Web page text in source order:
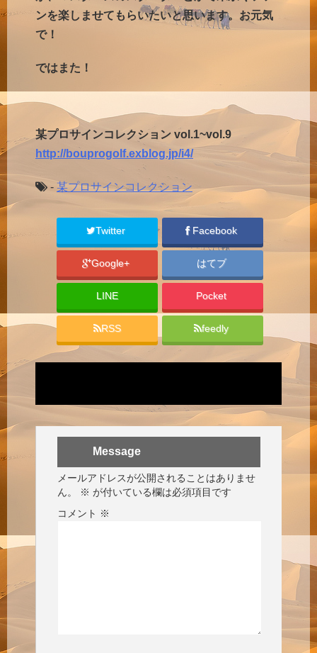
ンを楽しませてもらいたいと思います。お元気
で！
ではまた！
某プロサインコレクション vol.1~vol.9
http://bouprogolf.exblog.jp/i4/
- 某プロサインコレクション
Twitter Facebook
Google+ はてブ
LINE Pocket
RSS feedly
Message
メールアドレスが公開されることはありませ
ん。
※ が付いている欄は必須項目です
コメント ※